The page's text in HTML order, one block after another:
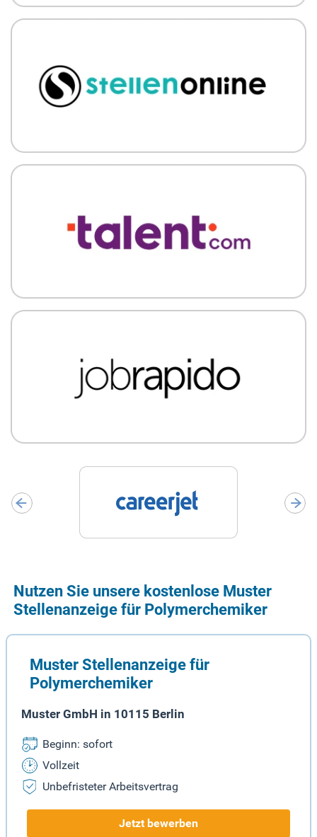
Nutzen Sie unsere kostenlose Muster
Stellenanzeige für Polymerchemiker
Muster Stellenanzeige für
Polymerchemiker
Muster GmbH in 10115 Berlin
Beginn: sofort
Vollzeit
Unbefristeter Arbeitsvertrag
Jetzt bewerben